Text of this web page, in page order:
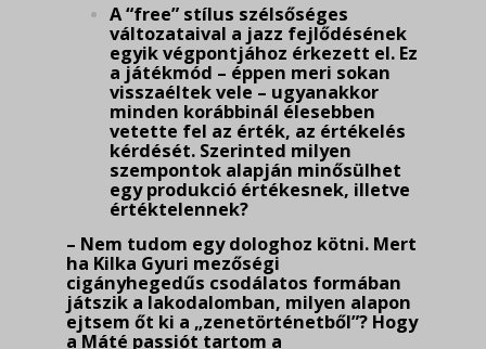
A “free” stílus szélsőséges
változataival a jazz fejlődésének
egyik végpontjához érkezett el. Ez
a játékmód – éppen meri sokan
visszaéltek vele – ugyanakkor
minden korábbinál éle­seb­ben
vetette fel az érték, az értékelés
kérdését. Szerinted milyen
szempontok alapján minő­sülhet
egy produkció értékesnek, illetve
értéktelennek?
– Nem tudom egy dologhoz kötni. Mert
ha Kilka Gyuri mezőségi
cigányhegedűs csodá­latos formában
játszik a lakodalomban, milyen alapon
ejtsem őt ki a „zenetörténetből”? Hogy
a Máté passiót tartom a